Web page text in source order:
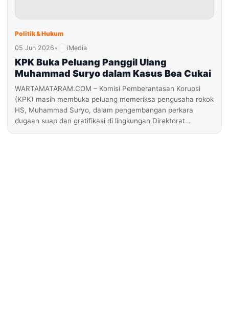
Politik & Hukum
05 Jun 2026• iMedia
KPK Buka Peluang Panggil Ulang
Muhammad Suryo dalam Kasus Bea Cukai
WARTAMATARAM.COM – Komisi Pemberantasan Korupsi
(KPK) masih membuka peluang memeriksa pengusaha rokok
HS, Muhammad Suryo, dalam pengembangan perkara
dugaan suap dan gratifikasi di lingkungan Direktorat…